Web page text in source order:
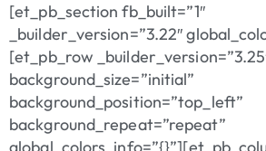
[et_pb_section fb_built=”1″
_builder_version=”3.22″
[et_pb_row
background_size=”initial”
background_position=”top_left”
background_repeat=”repeat”